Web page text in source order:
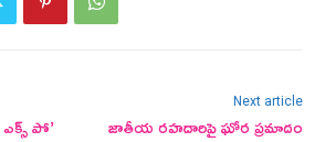
ఎక్స్ పో’
Next article
జాతీయ రహదారిపై ఘోర ప్రమాదం